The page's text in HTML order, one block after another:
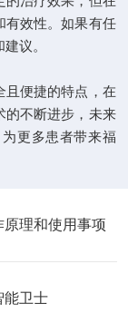
效性。如果有任
。
且便捷的特点，在
不断进步，未来
为更多患者带来福
原理和使用事项
卫士